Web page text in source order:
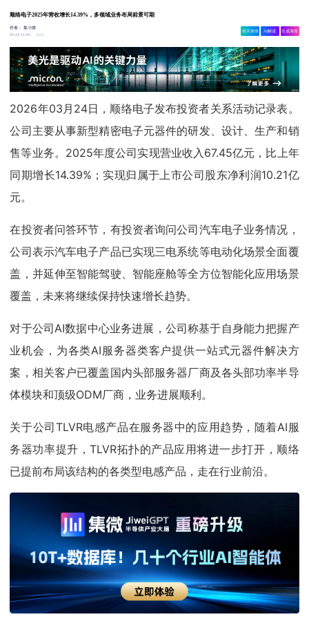
顺络电子2025年营收增长14.39%，多领域业务布局前景可期
作者：集小微
03-24 11:05
2w
相关舆情 AI解读 生成海报
2026年03月24日，顺络电子发布投资者关系活动记录表。
公司主要从事新型精密电子元器件的研发、设计、生产和销
售等业务。2025年度公司实现营业收入67.45亿元，比上年
同期增长14.39%；实现归属于上市公司股东净利润10.21亿
元。
在投资者问答环节，有投资者询问公司汽车电子业务情况，
公司表示汽车电子产品已实现三电系统等电动化场景全面覆
盖，并延伸至智能驾驶、智能座舱等全方位智能化应用场景
覆盖，未来将继续保持快速增长趋势。
对于公司AI数据中心业务进展，公司称基于自身能力把握产
业机会，为各类AI服务器类客户提供一站式元器件解决方
案，相关客户已覆盖国内头部服务器厂商及各头部功率半导
体模块和顶级ODM厂商，业务进展顺利。
关于公司TLVR电感产品在服务器中的应用趋势，随着AI服
务器功率提升，TLVR拓扑的产品应用将进一步打开，顺络
已提前布局该结构的各类型电感产品，走在行业前沿。